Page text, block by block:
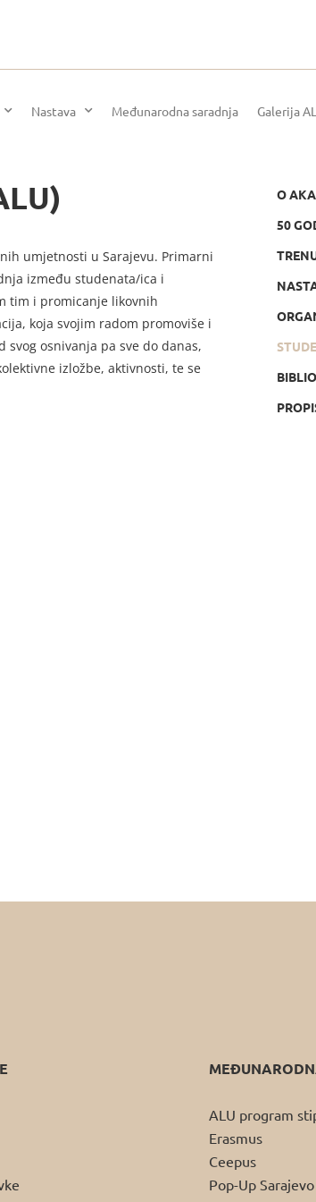
Nastava Međunarodna saradnja Galerija
umjetnosti u Sarajevu. Primarni
između studenata/ica i
tim i promicanje likovnih
koja svojim radom promoviše i
svog osnivanja pa sve do danas,
izložbe, aktivnosti, te se
O
50
ALU program
Erasmus
Ceepus
Pop-Up Sarajevo